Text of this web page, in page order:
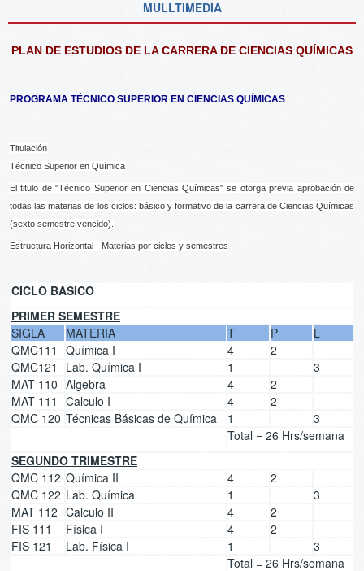
MULLTIMEDIA
PLAN DE ESTUDIOS DE LA CARRERA DE CIENCIAS QUÍMICAS
PROGRAMA TÉCNICO SUPERIOR EN CIENCIAS QUÍMICAS
Titulación
Técnico Superior en Química
El titulo de "Técnico Superior en Ciencias Químicas" se otorga previa aprobación de
todas las materias de los ciclos: básico y formativo de la carrera de Ciencias Químicas
(sexto semestre vencido).
Estructura Horizontal - Materias por ciclos y semestres
CICLO BASICO
PRIMER SEMESTRE
SIGLA
MATERIA T P
L
QMC111
Química I 4
2
QMC121
Lab. Química I 1
3
MAT 110 Algebra 4
2
MAT 111
Calculo I 4
2
QMC 120 Técnicas Básicas de Química 1
3
Total = 26 Hrs/semana
SEGUNDO TRIMESTRE
QMC 112 Química II 4
2
QMC 122 Lab. Química 1
3
MAT 112 Calculo II 4
2
FIS 111
Física I 4
2
FIS 121
Lab. Física I 1
3
Total = 26 Hrs/semana